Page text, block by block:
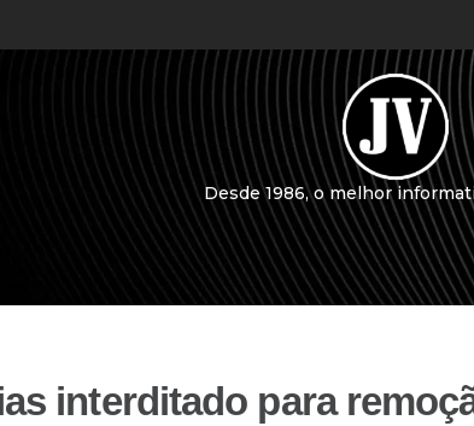
Desde 1986, o melhor
interditado para